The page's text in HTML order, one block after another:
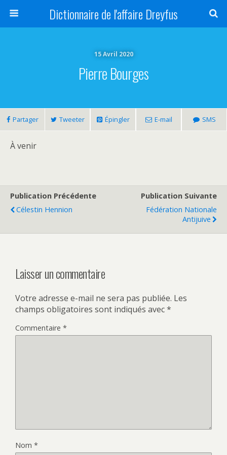
Dictionnaire de l'affaire Dreyfus
15 Avril 2020
Pierre Bourges
Partager Tweeter Épingler E-mail SMS
À venir
Publication Précédente
Célestin Hennion
Publication Suivante
Fédération Nationale
Antijuive
Laisser un commentaire
Votre adresse e-mail ne sera pas publiée. Les
champs obligatoires sont indiqués avec*
Commentaire *
Nom *